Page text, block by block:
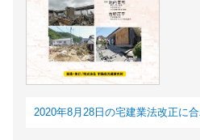
2020年8月28日の宅建業法改正に